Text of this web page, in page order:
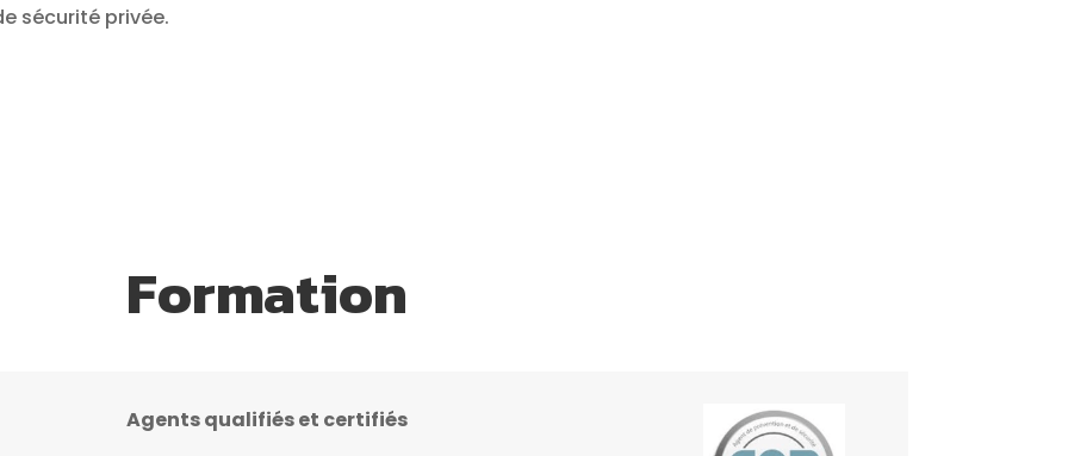
sécurité privée.
Formation
Agents qualifiés et certifiés